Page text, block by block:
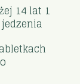
14 lat 1